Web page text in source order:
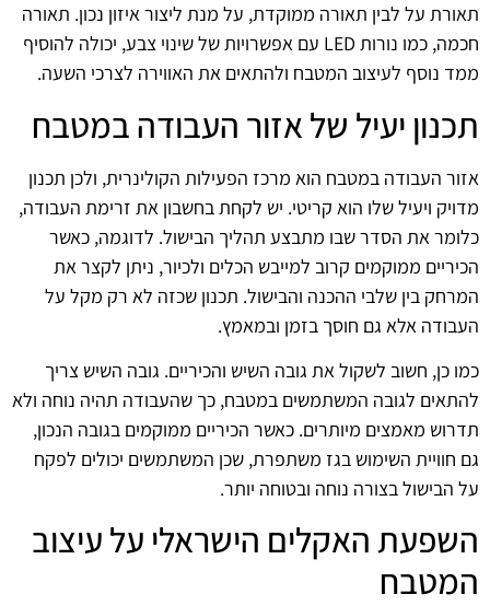
תאורת על לבין תאורה ממוקדת, על מנת ליצור איזון נכון. תאורה
חכמה, כמו נורות LED עם אפשרויות של שינוי צבע, יכולה להוסיף
ממד נוסף לעיצוב המטבח ולהתאים את האווירה לצרכי השעה.
תכנון יעיל של אזור העבודה במטבח
אזור העבודה במטבח הוא מרכז הפעילות הקולינרית, ולכן תכנון
מדויק ויעיל שלו הוא קריטי. יש לקחת בחשבון את זרימת העבודה,
כלומר את הסדר שבו מתבצע תהליך הבישול. לדוגמה, כאשר
הכיריים ממוקמים קרוב למייבש הכלים ולכיור, ניתן לקצר את
המרחק בין שלבי ההכנה והבישול. תכנון שכזה לא רק מקל על
העבודה אלא גם חוסך בזמן ובמאמץ.
כמו כן, חשוב לשקול את גובה השיש והכיריים. גובה השיש צריך
להתאים לגובה המשתמשים במטבח, כך שהעבודה תהיה נוחה ולא
תדרוש מאמצים מיותרים. כאשר הכיריים ממוקמים בגובה הנכון,
גם חוויית השימוש בגז משתפרת, שכן המשתמשים יכולים לפקח
על הבישול בצורה נוחה ובטוחה יותר.
השפעת האקלים הישראלי על עיצוב
המטבח